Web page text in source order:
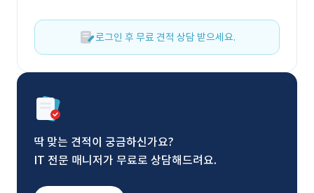
로그인 후 무료 견적 상담 받으세요.
딱 맞는 견적이 궁금하신가요?
IT 전문 매니저가 무료로 상담해드려요.